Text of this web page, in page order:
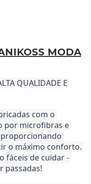
MODA
QUALIDADE E
com o
por microfibras e
o máximo conforto.
fáceis de cuidar -
passadas!